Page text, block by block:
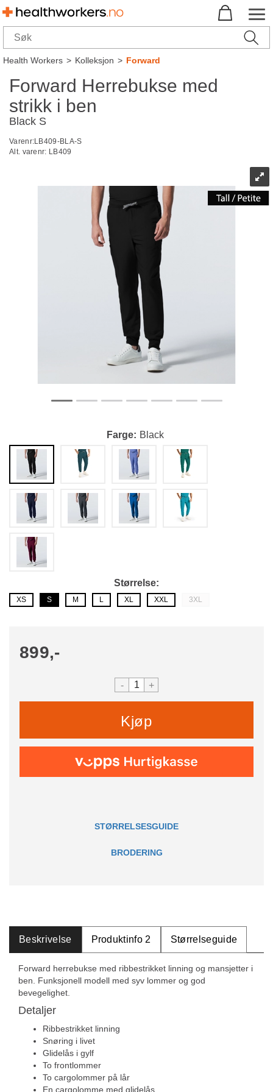
Health Workers>Kolleksjon>Forward
Forward Herrebukse med
strikk i ben
Black S
Varenr:LB409-BLA-S
Alt. varenr: LB409
Farge Black
Størrelse
XS S M L XL XXL 3XL
899,-
- +
Kjøp
STØRRELSESGUIDE
BRODERING
Beskrivelse Produktinfo 2 Størrelseguide
Forward herrebukse med ribbestrikket linning og mansjetter i
ben. Funksjonell modell med syv lommer og god
bevegelighet.
Detaljer
Ribbestrikket linning
Snøring i livet
Glidelås i gylf
To frontlommer
To cargolommer på lår
En cargolomme med glidelås